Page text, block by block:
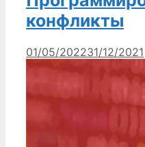
конфликты
01/05/202231/12/2021